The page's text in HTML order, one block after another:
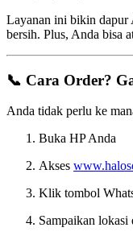
Layanan ini bikin dapur
bersih. Plus, Anda bisa
📞 Cara Order?
Anda tidak perlu ke
Buka HP Anda
Akses
Klik tombol
Sampaikan lokasi